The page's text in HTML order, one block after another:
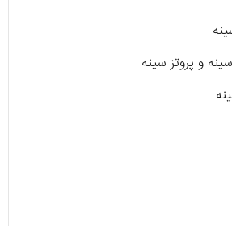
و پروتز سینه